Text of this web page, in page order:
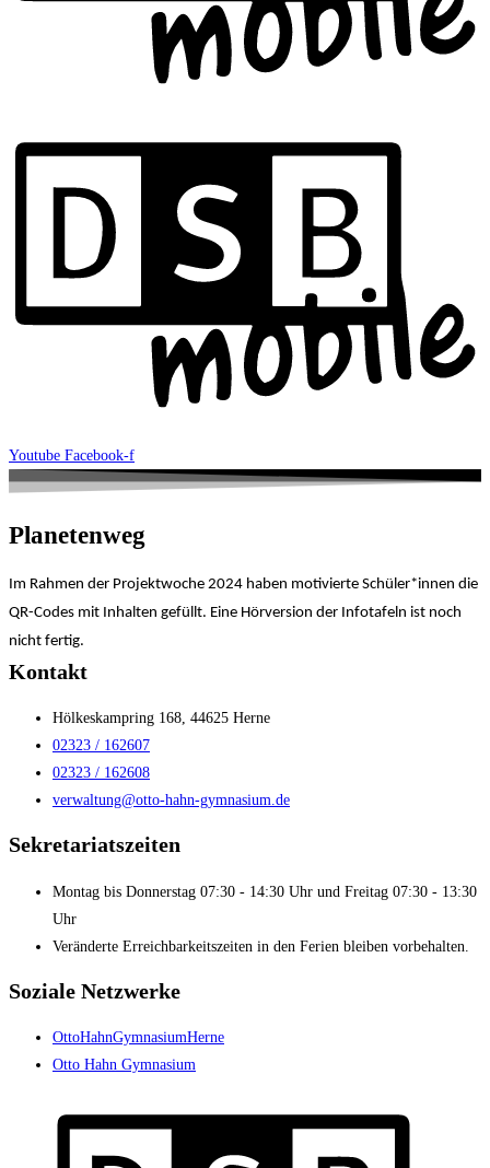
Youtube Facebook-f
Planetenweg
Im Rahmen der Projektwoche 2024 haben motivierte Schüler*innen die
QR-Codes mit Inhalten gefüllt. Eine Hörversion der Infotafeln ist noch
nicht fertig.
Kontakt
Hölkeskampring 168, 44625 Herne
02323 / 162607
02323 / 162608
verwaltung@otto-hahn-gymnasium.de
Sekretariatszeiten
Montag bis Donnerstag 07:30 - 14:30 Uhr und Freitag 07:30 - 13:30
Uhr
Veränderte Erreichbarkeitszeiten in den Ferien bleiben vorbehalten.
Soziale Netzwerke
OttoHahnGymnasiumHerne
Otto Hahn Gymnasium